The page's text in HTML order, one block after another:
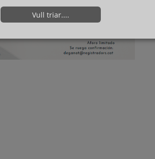
Vull triar....